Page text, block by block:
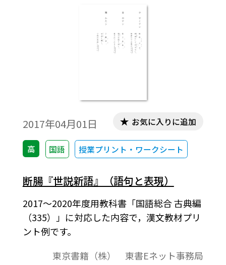
2017年04月01日
高 国語 授業プリント・ワークシート
お気に入りに追加
断腸『世説新語』（語句と表現）
2017～2020年度用教科書「国語総合 古典編
（335）」に対応した内容で，漢文教材プリ
ント例です。
東京書籍（株） 東書Eネット事務局